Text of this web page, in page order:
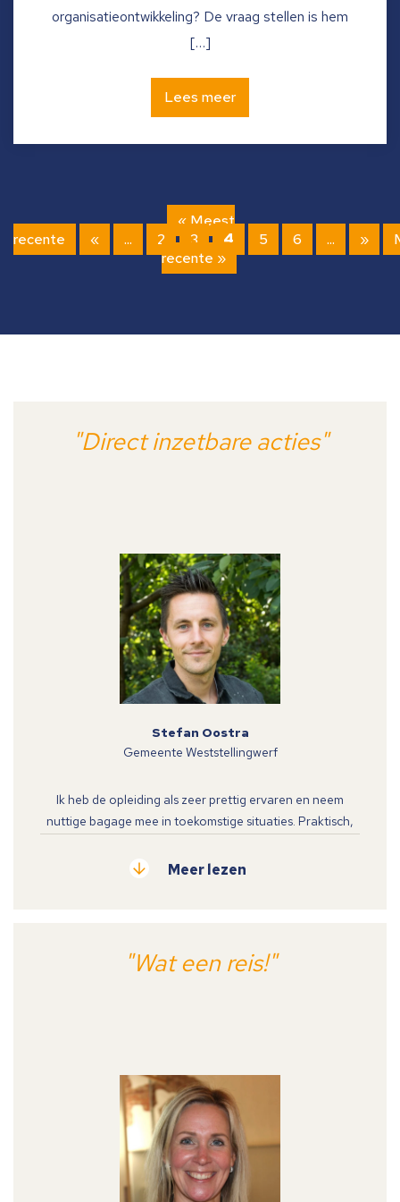
organisatieontwikkeling? De vraag stellen is hem
[…]
Lees meer
« Meest
recente
« ... 2 3 4 5 6 ... »
recente »
"Direct inzetbare acties"
Stefan Oostra
Gemeente Weststellingwerf
Ik heb de opleiding als zeer prettig ervaren en neem
nuttige bagage mee in toekomstige situaties. Praktisch,
inzetbare acties voor mijn situatie en leidinggevende rol!
Meer lezen
"Wat een reis!"